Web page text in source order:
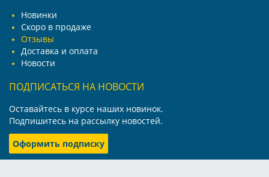
Новинки
Скоро в продаже
Отзывы
Доставка и оплата
Новости
ПОДПИСАТЬСЯ НА НОВОСТИ
Оставайтесь в курсе наших новинок.
Подпишитесь на рассылку новостей.
Оформить подписку